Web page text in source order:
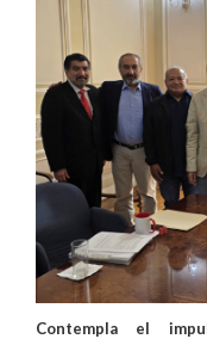
Contempla el